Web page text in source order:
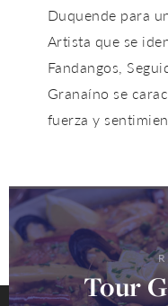
Duquende para
Artista que se
Fandangos,
Granaíno se
fuerza y
Tour